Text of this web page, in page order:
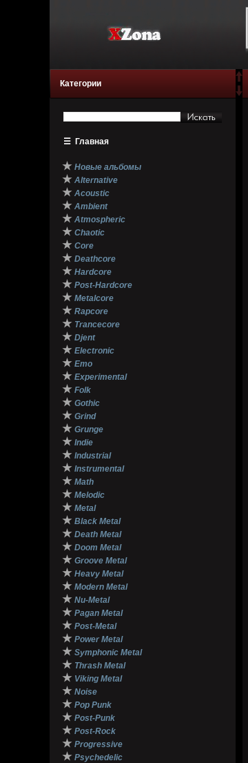
Категории
☰ Главная
★ Новые альбомы
★ Alternative
★ Acoustic
★ Ambient
★ Atmospheric
★ Chaotic
★ Core
★ Deathcore
★ Hardcore
★ Post-Hardcore
★ Metalcore
★ Rapcore
★ Trancecore
★ Djent
★ Electronic
★ Emo
★ Experimental
★ Folk
★ Gothic
★ Grind
★ Grunge
★ Indie
★ Industrial
★ Instrumental
★ Math
★ Melodic
★ Metal
★ Black Metal
★ Death Metal
★ Doom Metal
★ Groove Metal
★ Heavy Metal
★ Modern Metal
★ Nu-Metal
★ Pagan Metal
★ Post-Metal
★ Power Metal
★ Symphonic Metal
★ Thrash Metal
★ Viking Metal
★ Noise
★ Pop Punk
★ Post-Punk
★ Post-Rock
★ Progressive
★ Psychedelic